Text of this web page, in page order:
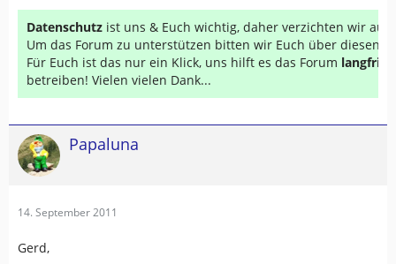
Datenschutz ist uns & Euch wichtig, daher verzichten wir auf
Um das Forum zu unterstützen bitten wir Euch über diesen
Für Euch ist das nur ein Klick, uns hilft es das Forum
betreiben! Vielen vielen Dank...
Papaluna
14. September 2011
Gerd,